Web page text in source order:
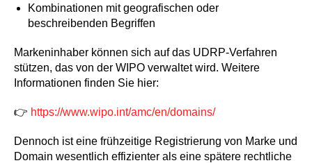
Kombinationen mit geografischen oder
beschreibenden Begriffen
Markeninhaber können sich auf das UDRP-Verfahren
stützen, das von der WIPO verwaltet wird. Weitere
Informationen finden Sie hier:
👉 https://www.wipo.int/amc/en/domains/
Dennoch ist eine frühzeitige Registrierung von Marke und
Domain wesentlich effizienter als eine spätere rechtliche